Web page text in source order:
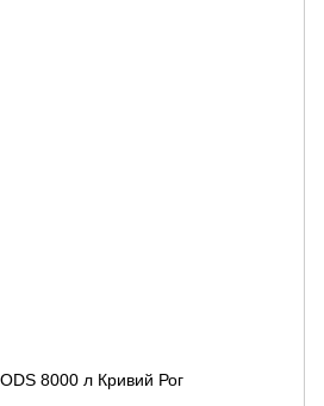
8000 л Кривий Рог